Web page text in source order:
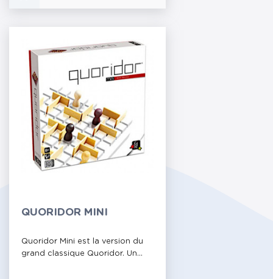
QUORIDOR MINI
Quoridor Mini est la version du
grand classique Quoridor. Un...